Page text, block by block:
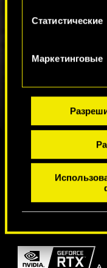
связанные с
Статистические
Маркетинговые